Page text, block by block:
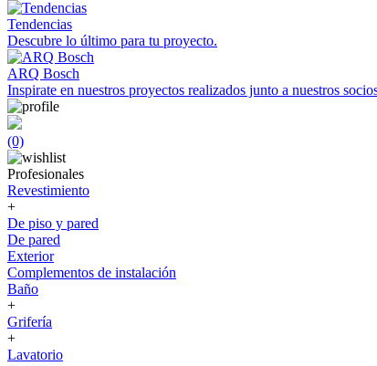
Tendencias
Descubre lo último para tu proyecto.
ARQ Bosch
Inspirate en nuestros proyectos realizados junto a nuestros
(0)
Profesionales
Revestimiento
+
De piso y pared
De pared
Exterior
Complementos de instalación
Baño
+
Grifería
+
Lavatorio